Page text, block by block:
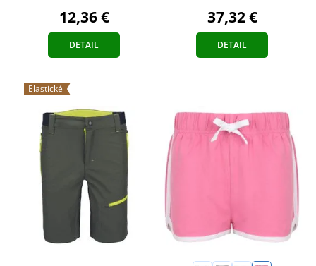
12,36 €
DETAIL
37,32 €
DETAIL
Elastické